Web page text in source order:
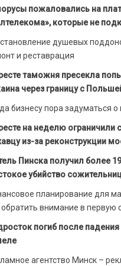
пожаловались на
которые не
душевых
и реставрация
таможня пресекла
через границу с
бизнесу пора задуматься о
на неделю ограничили
из-за реконструкции
Пинска получил более
убийство
планирование для
обратить внимание в первую
погиб после
агентство Минск –